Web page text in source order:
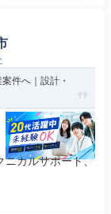
件へ｜設計・
ニカルサポート、